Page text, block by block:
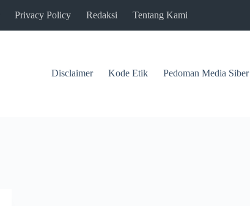
Privacy Policy Redaksi Tentang Kami
Disclaimer Kode Etik Pedoman Media Siber